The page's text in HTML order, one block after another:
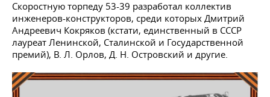
Скоростную торпеду 53-39 разработал коллектив
инженеров-конструкторов, среди которых Дмитрий
Андреевич Кокряков (кстати, единственный в СССР
лауреат Ленинской, Сталинской и Государственной
премий), В. Л. Орлов, Д. Н. Островский и другие.